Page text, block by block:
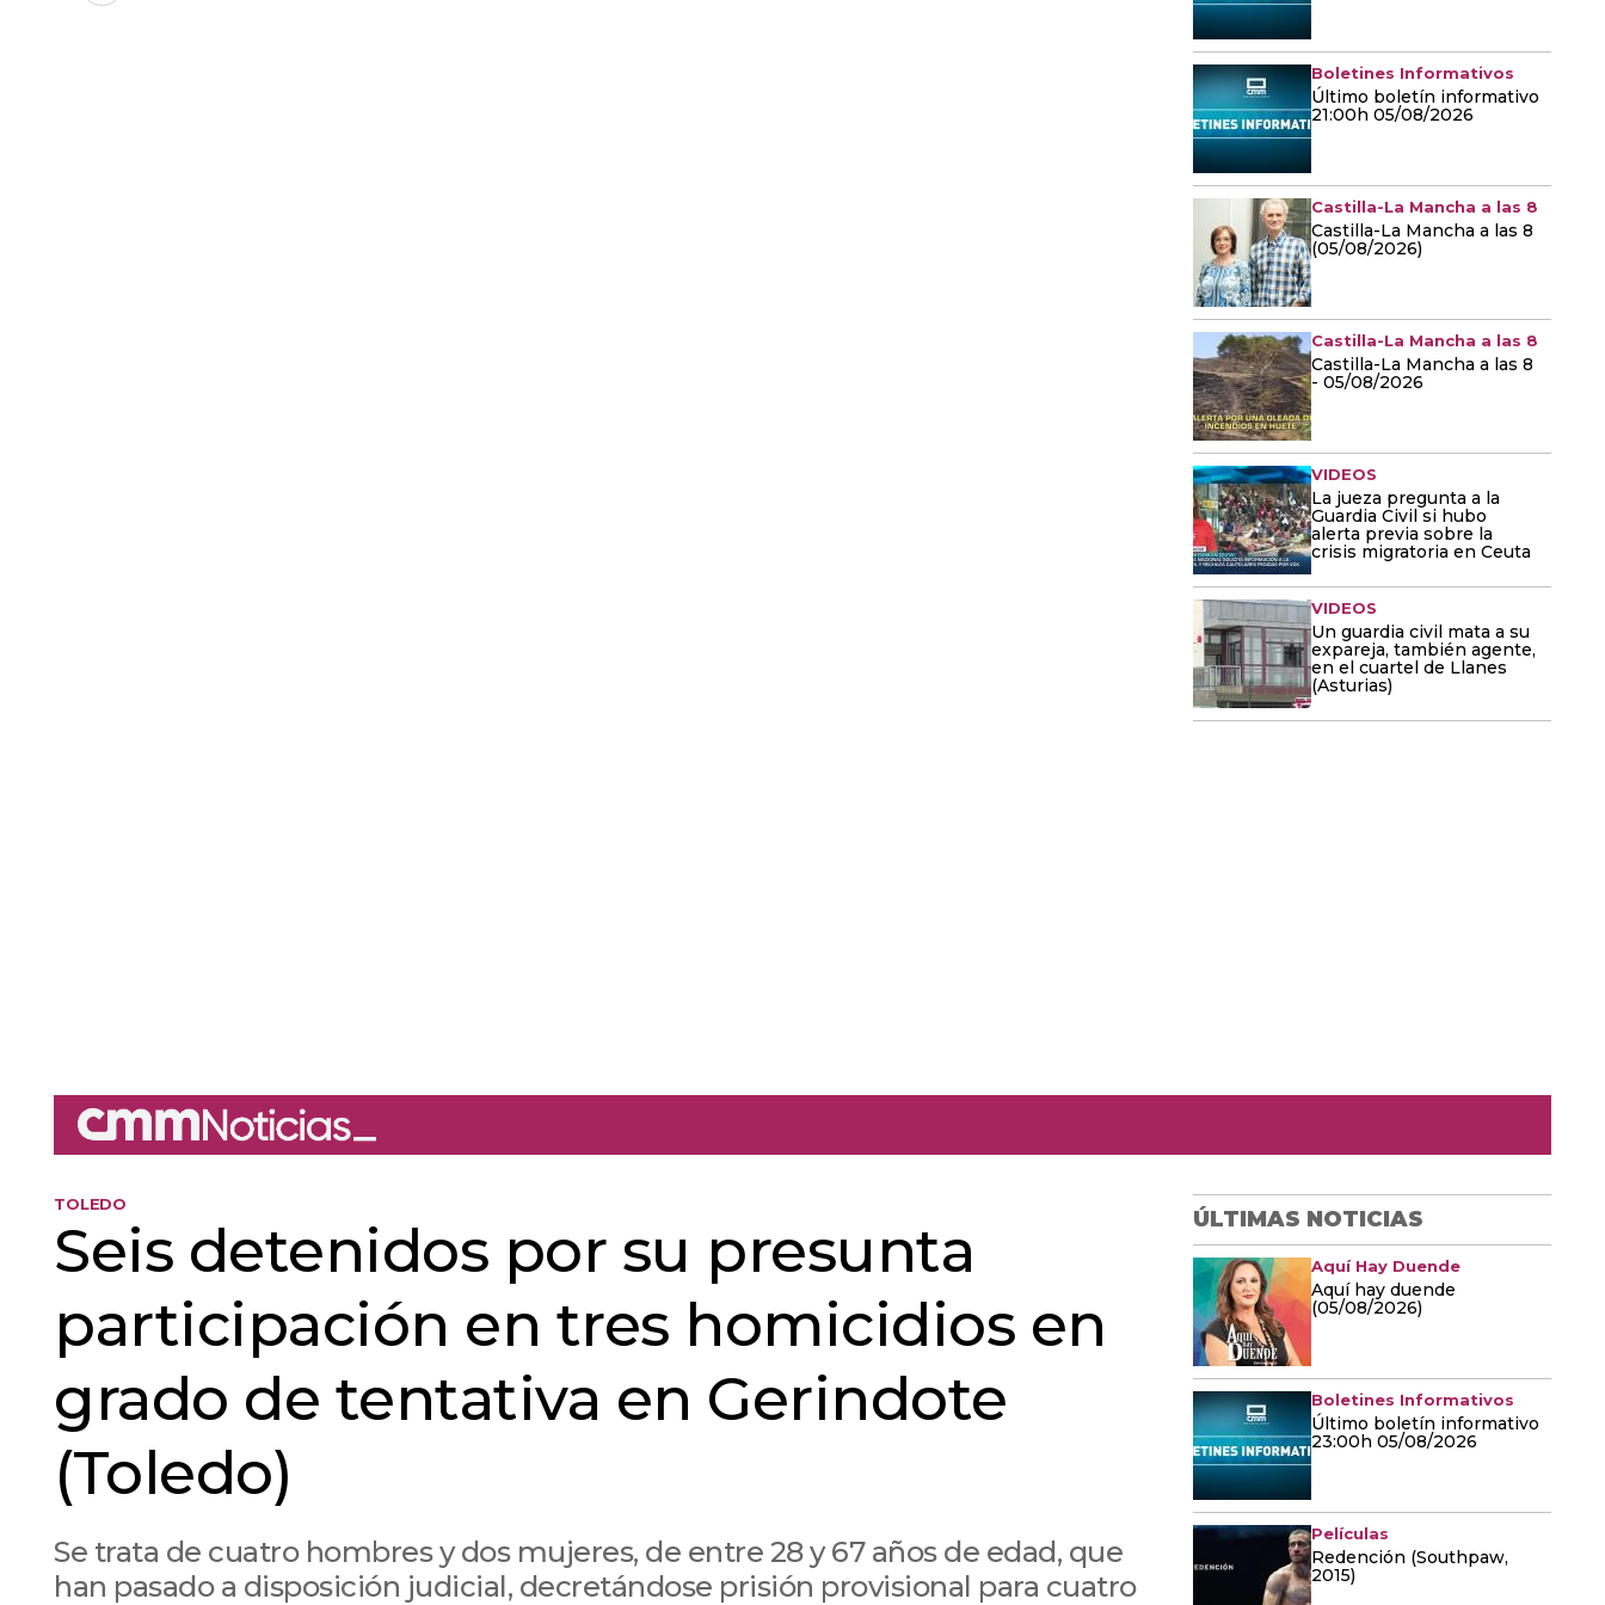
Boletines Informativos
Último boletín informativo
21:00h 05/08/2026
Castilla-La Mancha a las 8
Castilla-La Mancha a las 8
(05/08/2026)
Castilla-La Mancha a las 8
Castilla-La Mancha a las 8
- 05/08/2026
VIDEOS
La jueza pregunta a la
Guardia Civil si hubo
alerta previa sobre la
crisis migratoria en Ceuta
VIDEOS
Un guardia civil mata a su
expareja, también agente,
en el cuartel de Llanes
(Asturias)
TOLEDO
Seis detenidos por su presunta
participación en tres homicidios en
grado de tentativa en Gerindote
(Toledo)
Se trata de cuatro hombres y dos mujeres, de entre 28 y 67 años de edad, que
han pasado a disposición judicial, decretándose prisión provisional para cuatro
ÚLTIMAS NOTICIAS
Aquí Hay Duende
Aquí hay duende
(05/08/2026)
Boletines Informativos
Último boletín informativo
23:00h 05/08/2026
Películas
Redención (Southpaw,
2015)